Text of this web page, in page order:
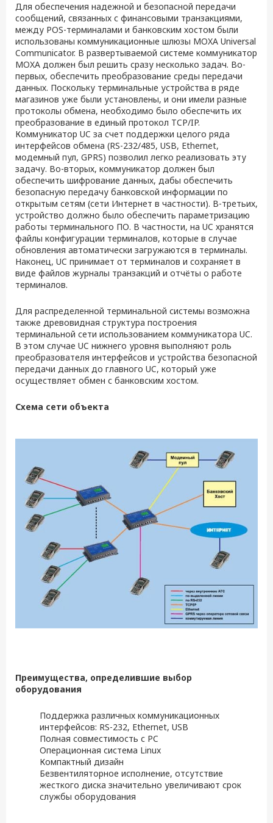
Для обеспечения надежной и безопасной передачи
сообщений, связанных с финансовыми транзакциями,
между POS-терминалами и банковским хостом были
использованы коммуникационные шлюзы MOXA Universal
Communicator. В развертываемой системе коммуникатор
MOXA должен был решить сразу несколько задач. Во-
первых, обеспечить преобразование среды передачи
данных. Поскольку терминальные устройства в ряде
магазинов уже были установлены, и они имели разные
протоколы обмена, необходимо было обеспечить их
преобразование в единый протокол TCP/IP.
Коммуникатор UC за счет поддержки целого ряда
интерфейсов обмена (RS-232/485, USB, Ethernet,
модемный пул, GPRS) позволил легко реализовать эту
задачу. Во-вторых, коммуникатор должен был
обеспечить шифрование данных, дабы обеспечить
безопасную передачу банковской информации по
открытым сетям (сети Интернет в частности). В-третьих,
устройство должно было обеспечить параметризацию
работы терминального ПО. В частности, на UC хранятся
файлы конфигурации терминалов, которые в случае
обновления автоматически загружаются в терминалы.
Наконец, UC принимает от терминалов и сохраняет в
виде файлов журналы транзакций и отчёты о работе
терминалов.
Для распределенной терминальной системы возможна
также древовидная структура построения
терминальной сети использованием коммуникатора UC.
В этом случае UC нижнего уровня выполняют роль
преобразователя интерфейсов и устройства безопасной
передачи данных до главного UC, который уже
осуществляет обмен с банковским хостом.
Схема сети объекта
Преимущества, определившие выбор
оборудования
Поддержка различных коммуникационных
интерфейсов: RS-232, Ethernet, USB
Полная совместимость с PC
Операционная система Linux
Компактный дизайн
Безвентиляторное исполнение, отсутствие
жесткого диска значительно увеличивают срок
службы оборудования